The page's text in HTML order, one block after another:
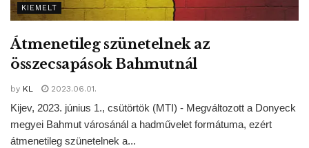
Kiveszik részüket az egészségügyi, az oktatási, a szociális
kistermelők megsegítéséből is – tette hozzá a politikus.
Hölvényi György hangsúlyozta, hogy a szomszédos
Burkina Faso felőli terrorfenyegetés ellenére békés
helyzetben is szükség van a Hungary Helps programra.
KIEMELT
Átmenetileg szünetelnek az
összecsapások Bahmutnál
by KL 2023.06.01.
Kijev, 2023. június 1., csütörtök (MTI) - Megváltozott a Donyeck
megyei Bahmut városánál a hadművelet formátuma, ezért
átmenetileg szünetelnek a...